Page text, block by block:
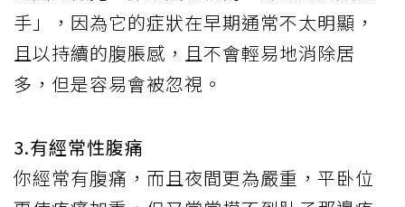
手」，因為它的症狀在早期通常不太明顯，
且以持續的腹脹感，且不會輕易地消除居
多，但是容易會被忽視。
3.有經常性腹痛
你經常有腹痛，而且夜間更為嚴重，平卧位